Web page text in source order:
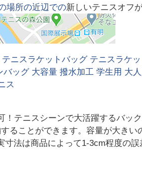
場所の近辺での新しいテニスオフ
ニスラケットバッグ テニスラケ
バッグ 大容量 撥水加工 学生用 大
ス
！テニスシーンで大活躍するバッ
することができます。容量が大き
法は商品によって1-3cm程度の